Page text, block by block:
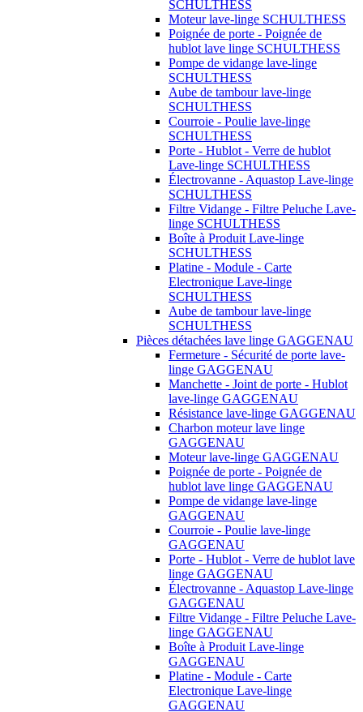
SCHULTHESS
Moteur lave-linge SCHULTHESS
Poignée de porte - Poignée de
hublot lave linge SCHULTHESS
Pompe de vidange lave-linge
SCHULTHESS
Aube de tambour lave-linge
SCHULTHESS
Courroie - Poulie lave-linge
SCHULTHESS
Porte - Hublot - Verre de hublot
Lave-linge SCHULTHESS
Électrovanne - Aquastop Lave-linge
SCHULTHESS
Filtre Vidange - Filtre Peluche Lave-
linge SCHULTHESS
Boîte à Produit Lave-linge
SCHULTHESS
Platine - Module - Carte
Electronique Lave-linge
SCHULTHESS
Aube de tambour lave-linge
SCHULTHESS
Pièces détachées lave linge GAGGENAU
Fermeture - Sécurité de porte lave-
linge GAGGENAU
Manchette - Joint de porte - Hublot
lave-linge GAGGENAU
Résistance lave-linge GAGGENAU
Charbon moteur lave linge
GAGGENAU
Moteur lave-linge GAGGENAU
Poignée de porte - Poignée de
hublot lave linge GAGGENAU
Pompe de vidange lave-linge
GAGGENAU
Courroie - Poulie lave-linge
GAGGENAU
Porte - Hublot - Verre de hublot lave
linge GAGGENAU
Électrovanne - Aquastop Lave-linge
GAGGENAU
Filtre Vidange - Filtre Peluche Lave-
linge GAGGENAU
Boîte à Produit Lave-linge
GAGGENAU
Platine - Module - Carte
Electronique Lave-linge
GAGGENAU